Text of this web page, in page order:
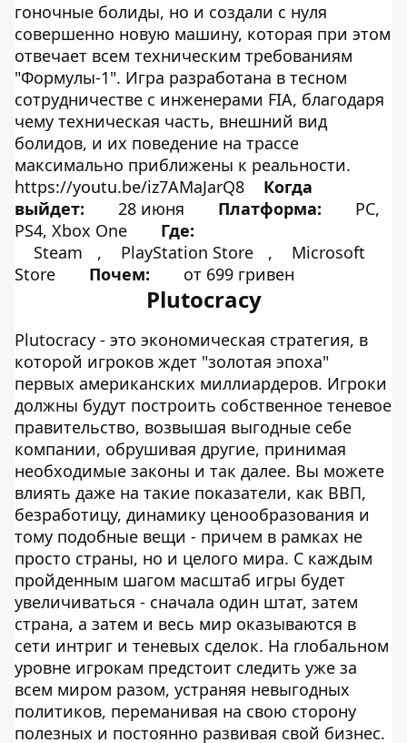
гоночные болиды, но и создали с нуля
совершенно новую машину, которая при этом
отвечает всем техническим требованиям
"Формулы-1". Игра разработана в тесном
сотрудничестве с инженерами FIA, благодаря
чему техническая часть, внешний вид
болидов, и их поведение на трассе
максимально приближены к реальности.
https://youtu.be/iz7AMaJarQ8
Когда
выйдет:
28 июня Платформа:
PC,
PS4, Xbox One
Где:
Steam
, PlayStation Store ,
Microsoft
Store
Почем: от 699 гривен
Plutocracy
Plutocracy - это экономическая стратегия, в
которой игроков ждет "золотая эпоха"
первых американских миллиардеров. Игроки
должны будут построить собственное теневое
правительство, возвышая выгодные себе
компании, обрушивая другие, принимая
необходимые законы и так далее. Вы можете
влиять даже на такие показатели, как ВВП,
безработицу, динамику ценообразования и
тому подобные вещи - причем в рамках не
просто страны, но и целого мира. С каждым
пройденным шагом масштаб игры будет
увеличиваться - сначала один штат, затем
страна, а затем и весь мир оказываются в
сети интриг и теневых сделок. На глобальном
уровне игрокам предстоит следить уже за
всем миром разом, устраняя невыгодных
политиков, переманивая на свою сторону
полезных и постоянно развивая свой бизнес.